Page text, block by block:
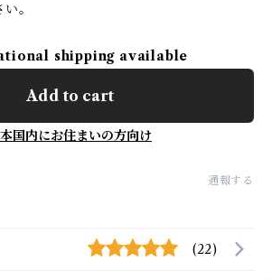
。
shipping available
Add to cart
国内にお住まいの方向け
通報する
(22)